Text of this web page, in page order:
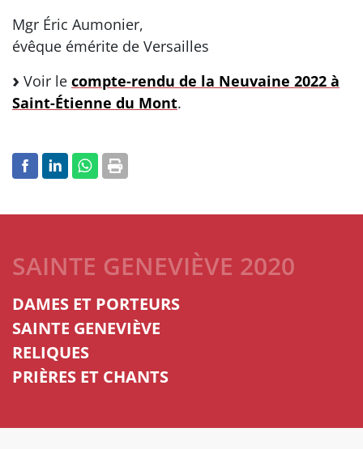
Mgr Éric Aumonier,
évêque émérite de Versailles
Voir le compte-rendu de la Neuvaine 2022 à
Saint-Étienne du Mont.
SAINTE GENEVIÈVE 2020
DAMES ET PORTEURS
SAINTE GENEVIÈVE
RELIQUES
PRIÈRES ET CHANTS